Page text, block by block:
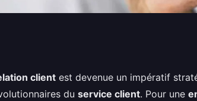
pour
client est devenue un impératif
du service client. Pour une